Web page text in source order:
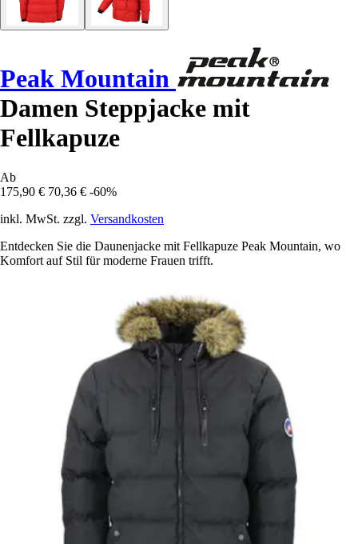
Peak Mountain
Damen Steppjacke mit
Fellkapuze
Ab
175,90 € 70,36 € -60%
inkl. MwSt. zzgl. Versandkosten
Entdecken Sie die Daunenjacke mit Fellkapuze Peak Mountain, wo
Komfort auf Stil für moderne Frauen trifft.